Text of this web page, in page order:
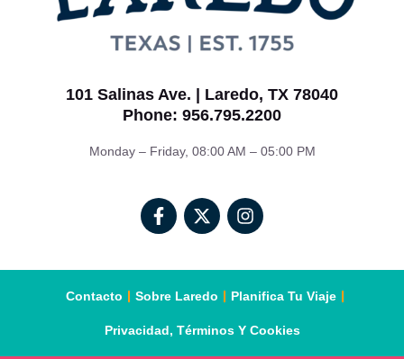
101 Salinas Ave. | Laredo, TX 78040
Phone: 956.795.2200
Monday – Friday, 08:00 AM – 05:00 PM
Contacto Sobre Laredo Planifica Tu Viaje
Privacidad, Términos Y Cookies